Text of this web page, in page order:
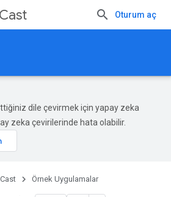
Cast Oturum aç
dile çevirmek için yapay zeka
zeka çevirilerinde hata olabilir.
Cast Örnek Uygulamalar